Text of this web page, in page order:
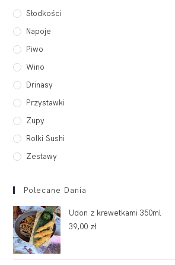
Słodkości
Napoje
Piwo
Wino
Drinasy
Przystawki
Zupy
Rolki Sushi
Zestawy
Polecane Dania
Udon z krewetkami 350ml
39,00 zł